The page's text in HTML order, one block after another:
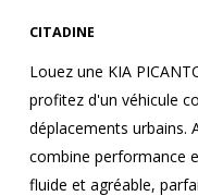
CITADINE
Louez une KIA
profitez d'un véhicule
déplacements urbains.
combine performance
fluide et agréable,